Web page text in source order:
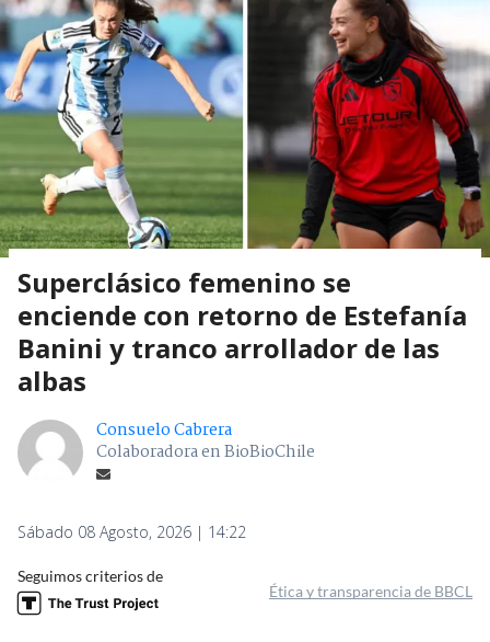
Superclásico femenino se
enciende con retorno de Estefanía
Banini y tranco arrollador de las
albas
Consuelo Cabrera
Colaboradora en BioBioChile
Sábado 08 Agosto, 2026 | 14:22
Seguimos criterios de
Ética y transparencia de BBCL